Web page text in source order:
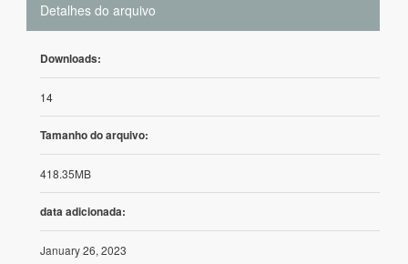
Detalhes do arquivo
Downloads:
14
Tamanho do arquivo:
418.35MB
data adicionada:
January 26, 2023